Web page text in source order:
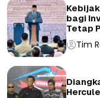
bagi
Tetap
Tim